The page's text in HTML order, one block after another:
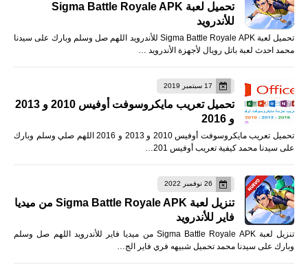
تحميل لعبة Sigma Battle Royale APK
للأندرويد
تحميل لعبة Sigma Battle Royale APK للأندرويد اللهم صل وسلم وبارك على سيدنا
محمد احدث لعبة باتل رويال لأجهزة الأندرويد …
17 سبتمبر 2019
تحميل تعريب مايكروسوفت أوفيس 2010 و 2013
و 2016
تحميل تعريب مايكروسوفت أوفيس 2010 و 2013 و 2016 اللهم صلي وسلم وبارك
على سيدنا محمد كيفية تعريب أوفيس 201…
26 نوفمبر 2022
تنزيل لعبة Sigma Battle Royale APK من ميديا
فاير للأندرويد
تنزيل لعبة Sigma Battle Royale APK من ميديا فاير للأندرويد اللهم صل وسلم
وبارك على سيدنا محمد تحميل شبيهه فري فاير الج…